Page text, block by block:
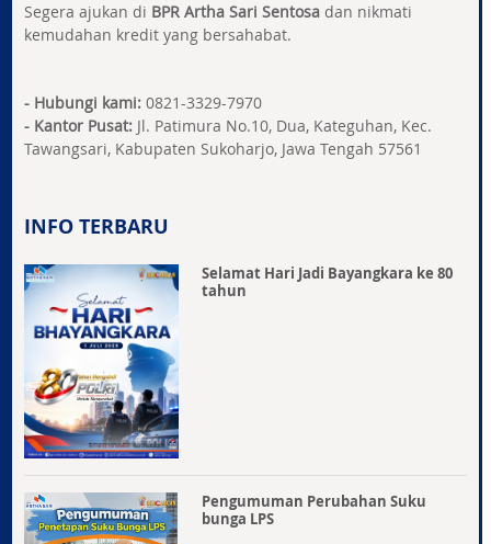
Segera ajukan di BPR Artha Sari Sentosadan nikmati
kemudahan kredit yang bersahabat.
- Hubungi kami:0821-3329-7970
- Kantor Pusat:Jl. Patimura No.10, Dua, Kateguhan, Kec.
Tawangsari, Kabupaten Sukoharjo, Jawa Tengah 57561
INFO TERBARU
Selamat Hari Jadi Bayangkara ke 80
tahun
Pengumuman Perubahan Suku
bunga LPS